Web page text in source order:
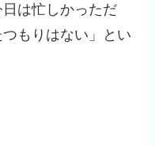
は忙しかっただ
もりはない」とい